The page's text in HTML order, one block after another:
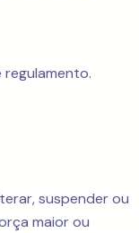
suspender ou
maior ou